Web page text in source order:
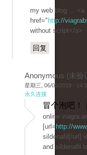
my web blog ... <a
href=" http://
without script</a>
回复
Anonymous (未验
星期三, 06/05/2019 -
永久连接
冒个泡吧！
online viagra
[url= http://
sildenafil[/url]
and sildenafil